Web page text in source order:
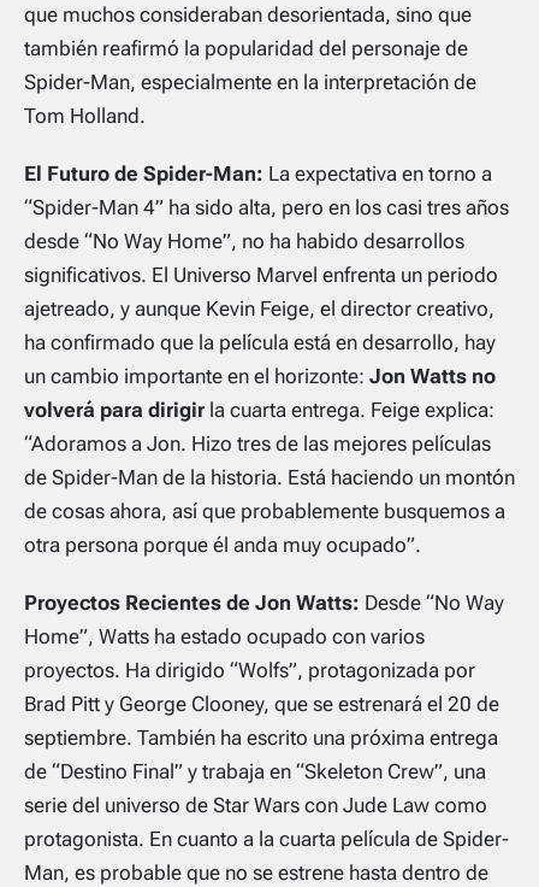
que muchos consideraban desorientada, sino que
también reafirmó la popularidad del personaje de
Spider-Man, especialmente en la interpretación de
Tom Holland.
El Futuro de Spider-Man: La expectativa en torno a
“Spider-Man 4” ha sido alta, pero en los casi tres años
desde “No Way Home”, no ha habido desarrollos
significativos. El Universo Marvel enfrenta un periodo
ajetreado, y aunque Kevin Feige, el director creativo,
ha confirmado que la película está en desarrollo, hay
un cambio importante en el horizonte: Jon Watts no
volverá para dirigir la cuarta entrega. Feige explica:
“Adoramos a Jon. Hizo tres de las mejores películas
de Spider-Man de la historia. Está haciendo un montón
de cosas ahora, así que probablemente busquemos a
otra persona porque él anda muy ocupado”.
Proyectos Recientes de Jon Watts: Desde “No Way
Home”, Watts ha estado ocupado con varios
proyectos. Ha dirigido “Wolfs”, protagonizada por
Brad Pitt y George Clooney, que se estrenará el 20 de
septiembre. También ha escrito una próxima entrega
de “Destino Final” y trabaja en “Skeleton Crew”, una
serie del universo de Star Wars con Jude Law como
protagonista. En cuanto a la cuarta película de Spider-
Man, es probable que no se estrene hasta dentro de